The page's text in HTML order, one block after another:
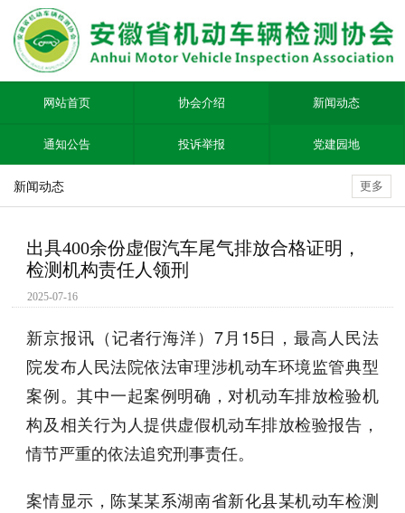
网站首页 协会介绍 新闻动态
通知公告 投诉举报 党建园地
更多
新闻动态
出具400余份虚假汽车尾气排放合格证明，
检测机构责任人领刑
2025-07-16
新京报讯（记者行海洋）7月15日，最高人民法
院发布人民法院依法审理涉机动车环境监管典型
案例。其中一起案例明确，对机动车排放检验机
构及相关行为人提供虚假机动车排放检验报告，
情节严重的依法追究刑事责任。
案情显示，陈某某系湖南省新化县某机动车检测